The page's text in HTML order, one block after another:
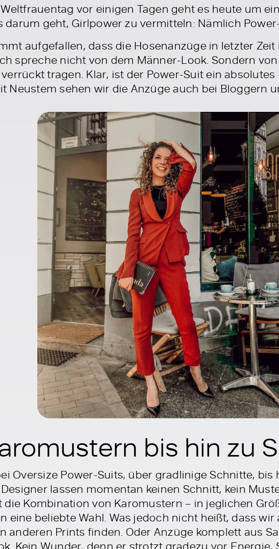
vor einigen Tagen geht es heute um
darum geht, Girlpower zu vermitteln: Nämlich
aufgefallen, dass die Hosenanzüge in letzter
spreche nicht von dem Männer-Look. Sondern
tragen. Klar, ist der Power-Suit ein
Neustem sehen wir die Anzüge auch bei Bloggern
bis hin zu
Oversize Power-Suits, über gradlinige Schnitte, bis
lassen momentan keinen Schnitt, kein
die Kombination von Karomustern – in jeglichen
eine beliebte Wahl. Was jedoch nicht heißt, dass
anderen Prints finden. Oder Anzüge komplett aus
Kein Wunder, denn er strotzt gradezu vor